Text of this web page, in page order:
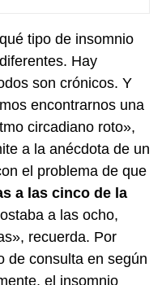
tipo de insomnio
Hay
son crónicos. Y
encontrarnos una
circadiano roto»,
a la anécdota de un
el problema de que
a las cinco de la
a las ocho,
recuerda. Por
de consulta en según
el insomnio